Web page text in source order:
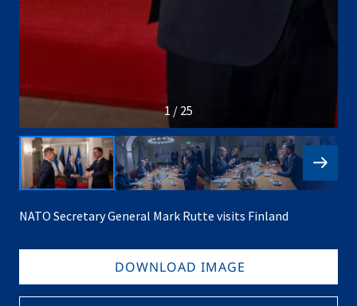
1 / 25
NATO Secretary General Mark Rutte visits Finland
DOWNLOAD IMAGE